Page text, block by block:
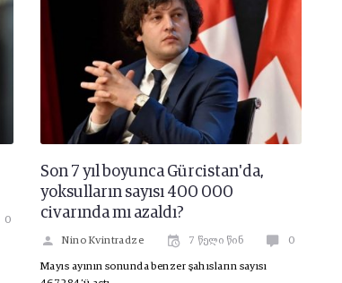
0
Son 7 yıl boyunca Gürcistan'da,
yoksulların sayısı 400 000
civarında mı azaldı?
Nino Kvintradze 7 წელი წინ 0
Mayıs ayının sonunda benzer şahısların sayısı